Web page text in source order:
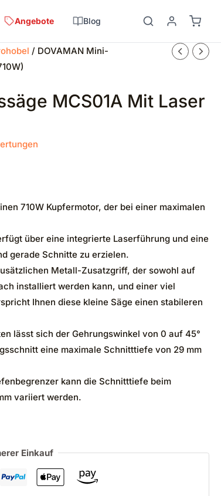
Angebote Blog
/ DOVAMAN Mini-
MCS01A Mit Laser
710W Kupfermotor, der bei einer maximalen
über eine integrierte Laserführung und eine
gerade Schnitte zu erzielen.
Metall-Zusatzgriff, der sowohl auf
installiert werden kann, und einer viel
Ihnen diese kleine Säge einen stabileren
lässt sich der Gehrungswinkel von 0 auf 45°
eine maximale Schnitttiefe von 29 mm
kann die Schnitttiefe beim
variiert werden.
Einkauf